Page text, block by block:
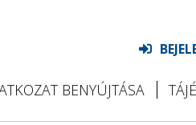
BENYÚJTÁSA